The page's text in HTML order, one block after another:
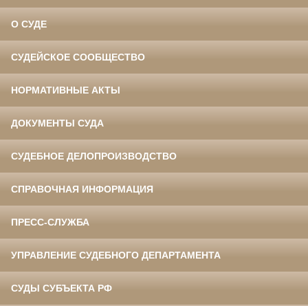
О СУДЕ
СУДЕЙСКОЕ СООБЩЕСТВО
НОРМАТИВНЫЕ АКТЫ
ДОКУМЕНТЫ СУДА
СУДЕБНОЕ ДЕЛОПРОИЗВОДСТВО
СПРАВОЧНАЯ ИНФОРМАЦИЯ
ПРЕСС-СЛУЖБА
УПРАВЛЕНИЕ СУДЕБНОГО ДЕПАРТАМЕНТА
СУДЫ СУБЪЕКТА РФ